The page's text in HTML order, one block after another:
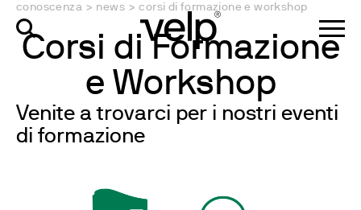
conoscenza > news > corsi di formazione e workshop
Corsi di Formazione
e Workshop
Venite a trovarci per i nostri eventi
di formazione